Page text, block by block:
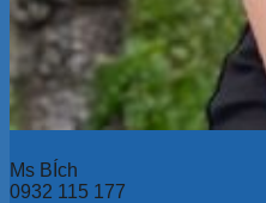
Ms BÍch
0932 115 177